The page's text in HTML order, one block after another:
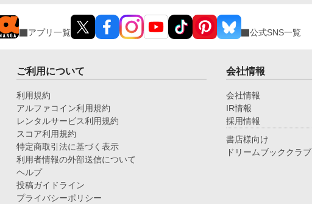
アプリ一覧 公式SNS一覧
ご利用について
利用規約
アルファコイン利用規約
レンタルサービス利用規約
スコア利用規約
特定商取引法に基づく表示
利用者情報の外部送信について
ヘルプ
投稿ガイドライン
プライバシーポリシー
会社情報
会社情報
IR情報
採用情報
書店様向け
ドリームブッククラブ